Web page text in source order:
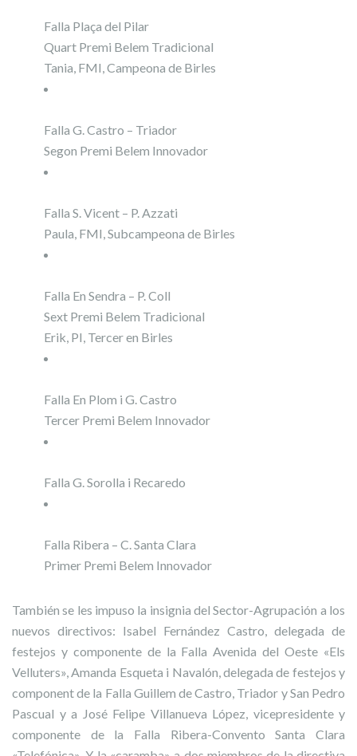
Falla Plaça del Pilar
Quart Premi Belem Tradicional
Tania, FMI, Campeona de Birles
Falla G. Castro – Triador
Segon Premi Belem Innovador
Falla S. Vicent – P. Azzati
Paula, FMI, Subcampeona de Birles
Falla En Sendra – P. Coll
Sext Premi Belem Tradicional
Erik, PI, Tercer en Birles
Falla En Plom i G. Castro
Tercer Premi Belem Innovador
Falla G. Sorolla i Recaredo
Falla Ribera – C. Santa Clara
Primer Premi Belem Innovador
También se les impuso la insignia del Sector-Agrupación a los
nuevos directivos: Isabel Fernández Castro, delegada de
festejos y componente de la Falla Avenida del Oeste «Els
Velluters», Amanda Esqueta i Navalón, delegada de festejos y
component de la Falla Guillem de Castro, Triador y San Pedro
Pascual y a José Felipe Villanueva López, vicepresidente y
componente de la Falla Ribera-Convento Santa Clara